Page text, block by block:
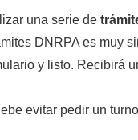
una serie de
DNRPA es muy
y listo. Recibirá
evitar pedir un